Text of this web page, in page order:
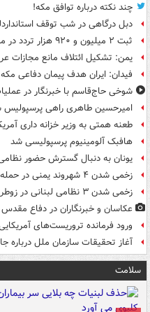
چند نکته درباره توافق مکه!
دبل درگاهی در شب توقف
ثبت ۲ میلیون و ۹۲۰ هزار تردد در مرز مهران طی ایام اربعین
یمن: تشکیل ائتلاف مانع مجازات
فیدان: ایران هدف پیمان دفاعی
شوخی حاج‌قاسم با خبرنگار در
امیرحسین طاهری راهی
طعنه همتی به وزیر خزانه داری
هافبک آلومینیوم پرسپولیسی شد
یونان به دنبال گسترش حضور
زخمی شدن ۴ شهروند یمنی در حمله مزدوران سعودی
زخمی شدن ۳ نظامی لبنانی در زوطر غربی
عکاسان و خبرنگاران در دفاع مقدس
ورود فرمانده تروریست‌های
آغاز تحقیقات سازمان ملل درباره
سلامت